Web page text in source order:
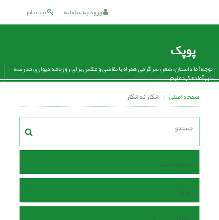
ثبت نام ورود به سامانه
پوپک
توجه! ما داستان، شعر، سرگرمی همراه با نقاشی و عکس برای روزنامه دیواری مدرسه
تان آماده کرده ایم.
صفحه اصلی انگار نه انگار
صفحه اصلی
مرور